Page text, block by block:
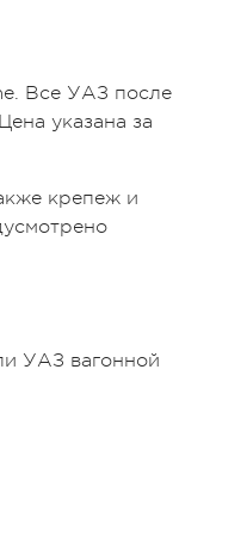
Все УАЗ после
указана за
крепеж и
УАЗ вагонной